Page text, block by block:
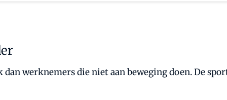
werknemers die niet aan beweging doen. De